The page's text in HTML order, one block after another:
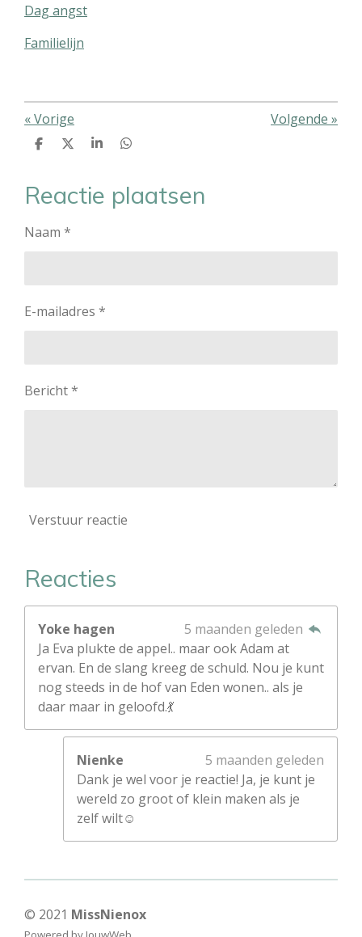
Dag angst
Familielijn
«Vorige Volgende »
D
e
n
D
S
e
D
e
Reactie plaatsen
Naam *
E-mailadres *
Bericht *
Verstuur reactie
Reacties
Yoke hagen
5 maanden geleden
Ja Eva plukte de appel.. maar ook Adam at
ervan. En de slang kreeg de schuld. Nou je kunt
nog steeds in de hof van Eden wonen.. als je
daar maar in geloofd.💃
Nienke
5 maanden geleden
Dank je wel voor je reactie! Ja, je kunt je
wereld zo groot of klein maken als je
zelf wilt☺️
© 2021 MissNienox